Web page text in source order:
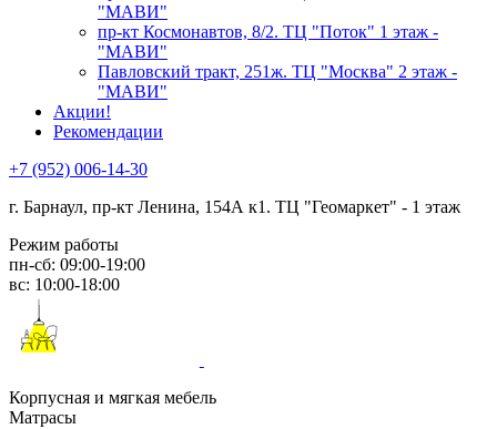
"МАВИ"
пр-кт Космонавтов, 8/2. ТЦ "Поток" 1 этаж -
"МАВИ"
Павловский тракт, 251ж. ТЦ "Москва" 2 этаж -
"МАВИ"
Акции!
Рекомендации
+7 (952) 006-14-30
г. Барнаул, пр-кт Ленина, 154А к1. ТЦ "Геомаркет" - 1 этаж
Режим работы
пн-сб: 09:00-19:00
вс: 10:00-18:00
Корпусная и мягкая мебель
Матрасы